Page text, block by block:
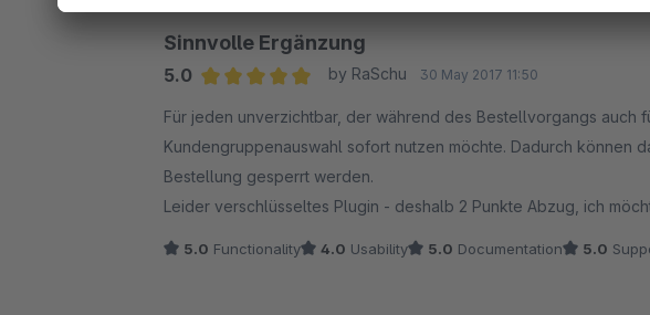
Sinnvolle Ergänzung
5.0
by RaSchu 30 May 2017 11:50
Für jeden unverzichtbar, der während des Bestellvorgangs auch
Kundengruppenauswahl sofort nutzen möchte. Dadurch können
Bestellung gesperrt werden.
Leider verschlüsseltes Plugin - deshalb 2 Punkte Abzug, ich
5.0 Functionality 4.0 Usability 5.0 Documentation 5.0